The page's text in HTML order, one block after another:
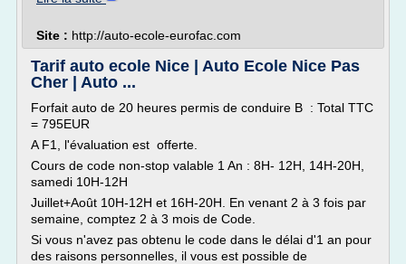
Site : http://auto-ecole-eurofac.com
Tarif auto ecole Nice | Auto Ecole Nice Pas
Cher | Auto ...
Forfait auto de 20 heures permis de conduire B : Total TTC
= 795EUR
A F1, l'évaluation est offerte.
Cours de code non-stop valable 1 An : 8H- 12H, 14H-20H,
samedi 10H-12H
Juillet+Août 10H-12H et 16H-20H. En venant 2 à 3 fois par
semaine, comptez 2 à 3 mois de Code.
Si vous n'avez pas obtenu le code dans le délai d'1 an pour
des raisons personnelles, il vous est possible de